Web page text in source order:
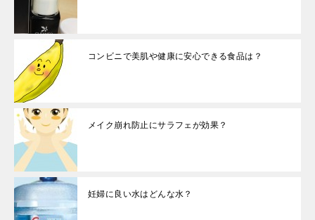
コンビニで美肌や健康に安心できる食品は？
メイク崩れ防止にサラフェが効果？
妊婦に良い水はどんな水？